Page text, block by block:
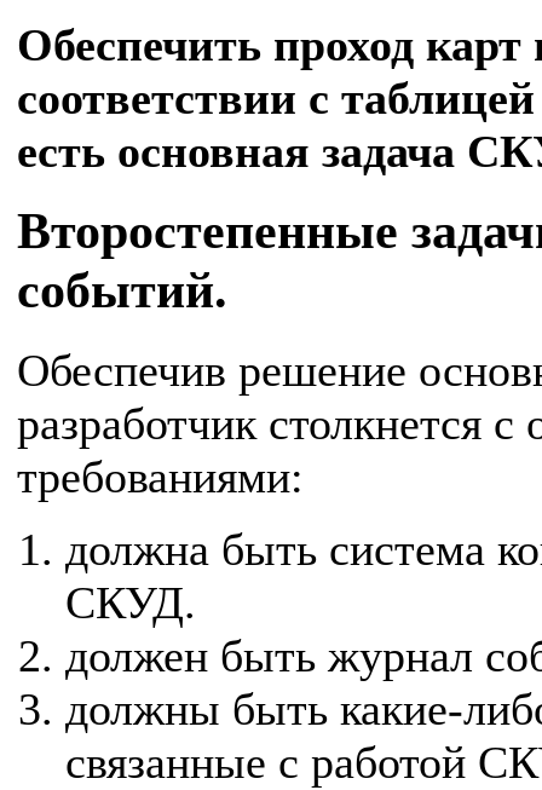
Обеспечить проход карт
соответствии с
есть основная задача
Второстепенные
событий.
Обеспечив решение
разработчик столкнется
требованиями:
должна быть система
СКУД.
должен быть журнал
должны быть какие-
связанные с работой